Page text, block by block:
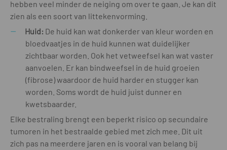
hebben veel minder de neiging om over te gaan. Je kan dit
zien als een soort van littekenvorming.
Huid: De huid kan wat donkerder van kleur worden en
bloedvaatjes in de huid kunnen wat duidelijker
zichtbaar worden. Ook het vetweefsel kan wat vaster
aanvoelen. Er kan bindweefsel in de huid groeien
(fibrose) waardoor de huid harder en stugger kan
worden. Soms wordt de huid juist dunner en
kwetsbaarder.
Elke bestraling brengt een beperkt risico op secundaire
tumoren in het bestraalde gebied met zich mee. Dit uit
zich pas na meerdere jaren en is vooral van belang bij